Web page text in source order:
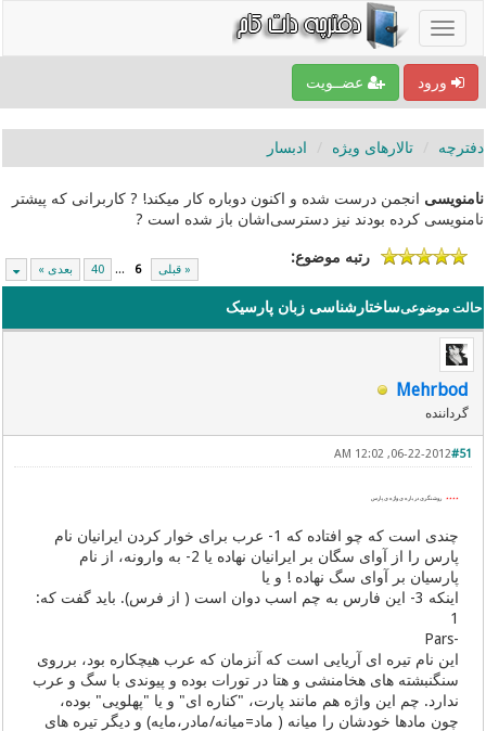
ورود عضــویت
دفترچه تالارهای ویژه ادبسار
نامنویسی انجمن درست شده و اکنون دوباره کار میکند! ? کاربرانی که پیشتر
نامنویسی کرده بودند نیز دسترسی‌اشان باز شده است ?
« قبلی 6
...
40 بعدی »
رتبه موضوع:
حالت موضوعیساختارشناسی زبان پارسیک
Mehrbod
گرداننده
#51
06-22-2012, 12:02 AM
٭٭٭٭ روشنگری در باره ی واژه ی پارس
چندی است كه چو افتاده كه 1- عرب برای خوار كردن ایرانیان نام
پارس را از آوای سگان بر ایرانیان نهاده یا 2- به وارونه، از نام
پارسیان بر آوای سگ نهاده ! و یا
اینكه 3- این فارس به چم اسب دوان است ( از فرس). باید گفت كه:
1
-Pars
این نام تیره ای آریایی است كه آنزمان كه عرب هیچكاره بود، برروی
سنگنبشته های هخامنشی و هتا در تورات بوده و پیوندی با سگ و عرب
ندارد. چم این واژه هم مانند پارت، "كناره ای" و یا "پهلویی" بوده،
چون مادها خودشان را میانه ( ماد=میانه/مادر،مایه) و دیگر تیره های